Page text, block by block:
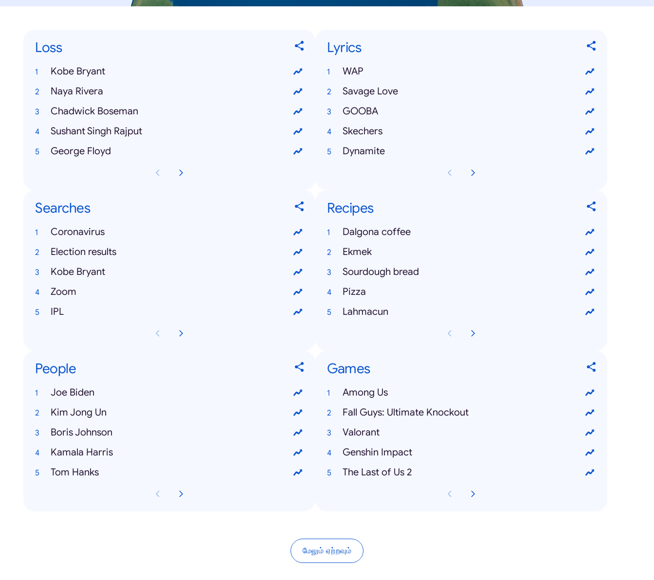
Loss
Kobe Bryant
Naya Rivera
Chadwick Boseman
Sushant Singh Rajput
George Floyd
Lyrics
WAP
Savage Love
GOOBA
Skechers
Dynamite
Searches
Coronavirus
Election results
Kobe Bryant
Zoom
IPL
Recipes
Dalgona coffee
Ekmek
Sourdough bread
Pizza
Lahmacun
People
Joe Biden
Kim Jong Un
Boris Johnson
Kamala Harris
Tom Hanks
Games
Among Us
Fall Guys: Ultimate Knockout
Valorant
Genshin Impact
The Last of Us 2
மேலும் ஏற்றவும்